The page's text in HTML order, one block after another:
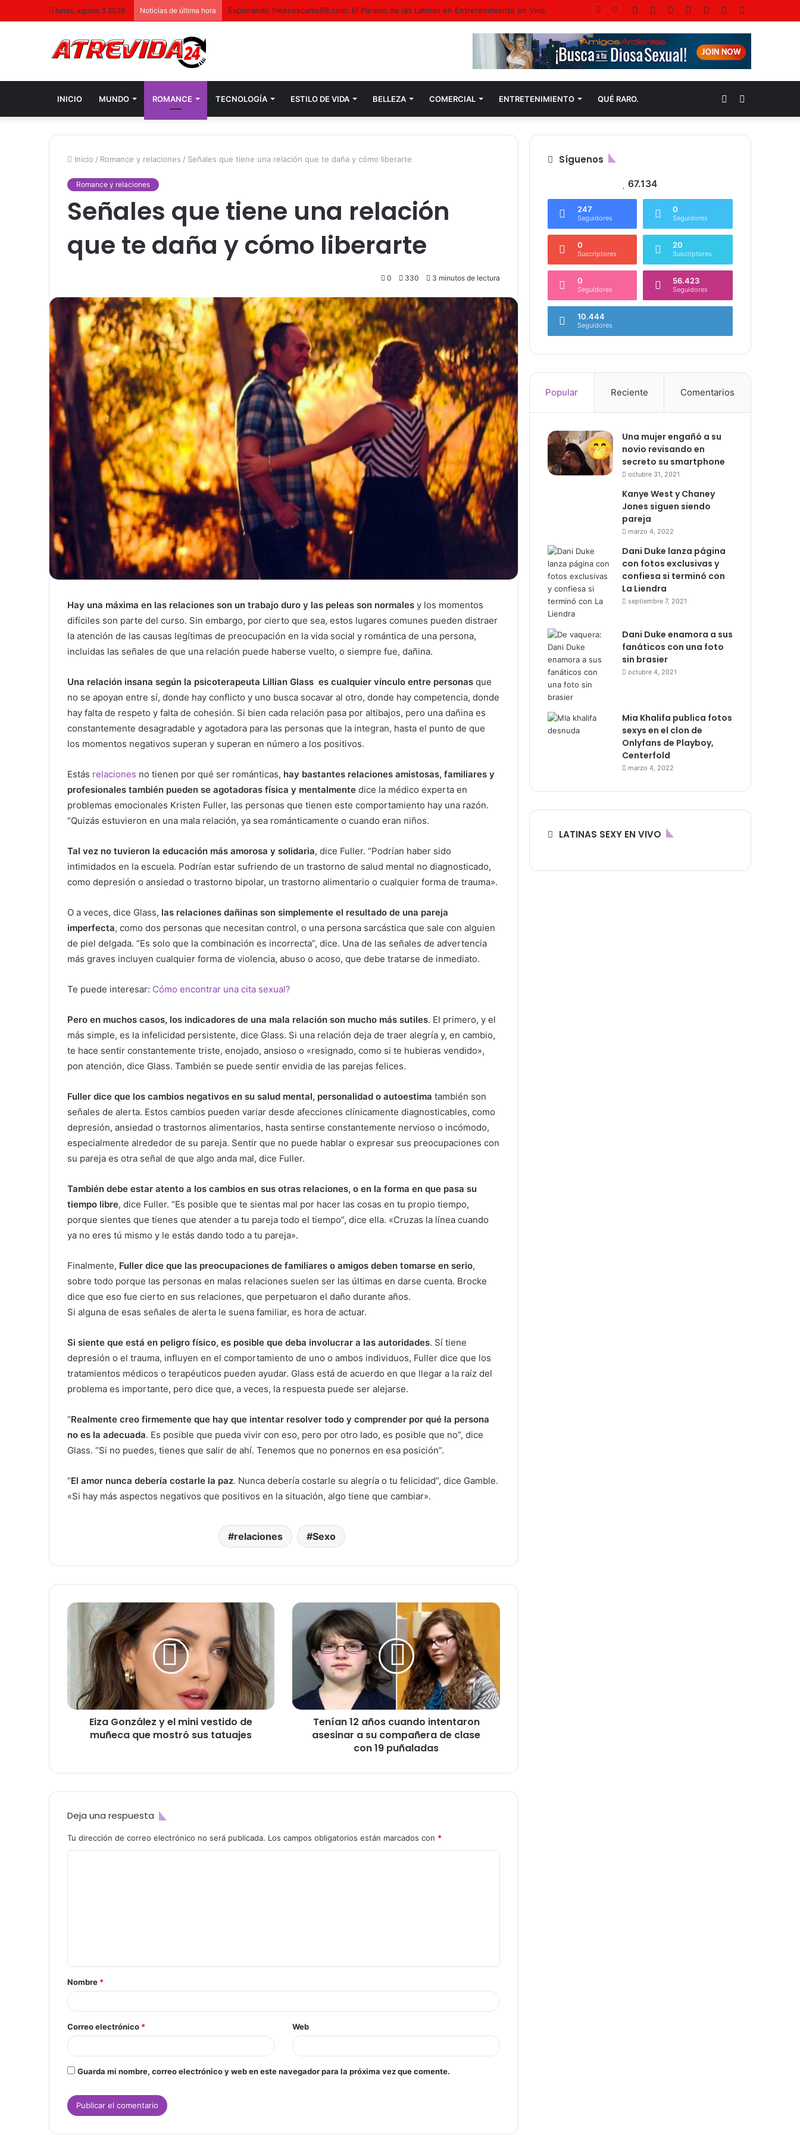
lunes, agosto 3 2026 Noticias de última hora Entrevista con la modelo boudoir, Casandra de Colombia
lateral
Publicación
al
azar
Acceso
Instagram
YouTube
Twitter
Facebook
INICIO MUNDO ROMANCE TECNOLOGÍA ESTILO DE VIDA BELLEZA COMERCIAL ENTRETENIMIENTO QUÉ RARO.
por
Publicación
al
Inicio / Romance y relaciones / Señales que tiene una relación que te daña y cómo liberarte
Romance y relaciones
Señales que tiene una relación
que te daña y cómo liberarte
0 330 3 minutos de lectura
Hay una máxima en las relaciones son un trabajo duro y las peleas son normales y los momentos
difíciles son parte del curso. Sin embargo, por cierto que sea, estos lugares comunes pueden distraer
la atención de las causas legítimas de preocupación en la vida social y romántica de una persona,
incluidas las señales de que una relación puede haberse vuelto, o siempre fue, dañina.
Una relación insana según la psicoterapeuta Lillian Glass es cualquier vínculo entre personasque
no se apoyan entre sí, donde hay conflicto y uno busca socavar al otro, donde hay competencia, donde
hay falta de respeto y falta de cohesión. Si bien cada relación pasa por altibajos, pero una dañina es
constantemente desagradable y agotadora para las personas que la integran, hasta el punto de que
los momentos negativos superan y superan en número a los positivos.
Estás relaciones no tienen por qué ser románticas, hay bastantes relaciones amistosas, familiares y
profesionales también pueden se agotadoras física y mentalmentedice la médico experta en
problemas emocionales Kristen Fuller, las personas que tienen este comportamiento hay una razón.
“Quizás estuvieron en una mala relación, ya sea románticamente o cuando eran niños.
Tal vez no tuvieron la educación más amorosa y solidaria, dice Fuller. “Podrían haber sido
intimidados en la escuela. Podrían estar sufriendo de un trastorno de salud mental no diagnosticado,
como depresión o ansiedad o trastorno bipolar, un trastorno alimentario o cualquier forma de trauma».
O a veces, dice Glass, las relaciones dañinas son simplemente el resultado de una pareja
imperfecta, como dos personas que necesitan control, o una persona sarcástica que sale con alguien
de piel delgada. “Es solo que la combinación es incorrecta”, dice. Una de las señales de advertencia
más graves incluyen cualquier forma de violencia, abuso o acoso, que debe tratarse de inmediato.
Te puede interesar: Cómo encontrar una cita sexual?
Pero en muchos casos, los indicadores de una mala relación son mucho más sutiles. El primero, y el
más simple, es la infelicidad persistente, dice Glass. Si una relación deja de traer alegría y, en cambio,
te hace sentir constantemente triste, enojado, ansioso o «resignado, como si te hubieras vendido»,
pon atención, dice Glass. También se puede sentir envidia de las parejas felices.
Fuller dice que los cambios negativos en su salud mental, personalidad o autoestima también son
señales de alerta. Estos cambios pueden variar desde afecciones clínicamente diagnosticables, como
depresión, ansiedad o trastornos alimentarios, hasta sentirse constantemente nervioso o incómodo,
especialmente alrededor de su pareja. Sentir que no puede hablar o expresar sus preocupaciones con
su pareja es otra señal de que algo anda mal, dice Fuller.
También debe estar atento a los cambios en sus otras relaciones, o en la forma en que pasa su
tiempo libre, dice Fuller. “Es posible que te sientas mal por hacer las cosas en tu propio tiempo,
porque sientes que tienes que atender a tu pareja todo el tiempo”, dice ella. «Cruzas la línea cuando
ya no eres tú mismo y le estás dando todo a tu pareja».
Finalmente, Fuller dice que las preocupaciones de familiares o amigos deben tomarse en serio,
sobre todo porque las personas en malas relaciones suelen ser las últimas en darse cuenta. Brocke
dice que eso fue cierto en sus relaciones, que perpetuaron el daño durante años.
Si alguna de esas señales de alerta le suena familiar, es hora de actuar.
Si siente que está en peligro físico, es posible que deba involucrar a las autoridades. Sí tiene
depresión o el trauma, influyen en el comportamiento de uno o ambos individuos, Fuller dice que los
tratamientos médicos o terapéuticos pueden ayudar. Glass está de acuerdo en que llegar a la raíz del
problema es importante, pero dice que, a veces, la respuesta puede ser alejarse.
“Realmente creo firmemente que hay que intentar resolver todo y comprender por qué la persona
no es la adecuada. Es posible que pueda vivir con eso, pero por otro lado, es posible que no”, dice
Glass. “Si no puedes, tienes que salir de ahí. Tenemos que no ponernos en esa posición”.
“El amor nunca debería costarle la paz. Nunca debería costarle su alegría o tu felicidad”, dice Gamble.
«Si hay más aspectos negativos que positivos en la situación, algo tiene que cambiar».
relaciones Sexo
Eiza González y el mini vestido de
muñeca que mostró sus tatuajes
Tenían 12 años cuando intentaron
asesinar a su compañera de clase
con 19 puñaladas
Deja una respuesta
Tu dirección de correo electrónico no será publicada. Los campos obligatorios están marcados con *
a
r
*
Nombre *
Correo electrónico * Web
Guarda mi nombre, correo electrónico y web en este navegador para la próxima vez que comente.
Síguenos
67.134
247
Seguidores
0
Seguidores
0
Suscriptores
20
Suscriptores
0
Seguidores
56.423
Seguidores
10.444
Seguidores
Popular Reciente Comentarios
Una mujer engañó a su
novio revisando en
secreto su smartphone
octubre 31, 2021
Kanye West y Chaney
Jones siguen siendo
pareja
marzo 4, 2022
Dani Duke lanza página
con fotos exclusivas y
confiesa si terminó con
La Liendra
septiembre 7, 2021
Dani Duke enamora a sus
fanáticos con una foto
sin brasier
octubre 4, 2021
Mia Khalifa publica fotos
sexys en el clon de
Onlyfans de Playboy,
Centerfold
marzo 4, 2022
LATINAS SEXY EN VIVO